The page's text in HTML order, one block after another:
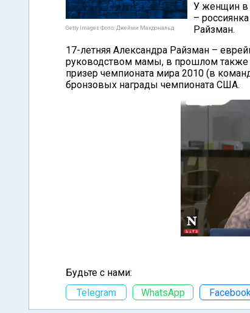
Getty Images Фото: Джейми Макдональд
У женщин в
–
Райзман.
17-летняя Александра Райзман –
руководством мамы, в прошлом также
призер чемпионата мира 2010 (в
бронзовых награды чемпионата США.
Будьте с нами:
Telegram
WhatsApp Facebook